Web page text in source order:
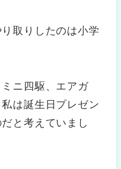
取りしたのは小学
ニ四駆、エアガ
は誕生日プレゼン
と考えていまし